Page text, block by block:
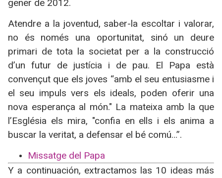
gener de 2012.
Atendre a la joventud, saber-la escoltar i valorar,
no és només una oportunitat, sinó un deure
primari de tota la societat per a la construcció
d’un futur de justícia i de pau. El Papa està
convençut que els joves “amb el seu entusiasme i
el seu impuls vers els ideals, poden oferir una
nova esperança al món." La mateixa amb la que
l’Església els mira, "confia en ells i els anima a
buscar la veritat, a defensar el bé comú…”.
Missatge del Papa
Y a continuación, extractamos las 10 ideas más